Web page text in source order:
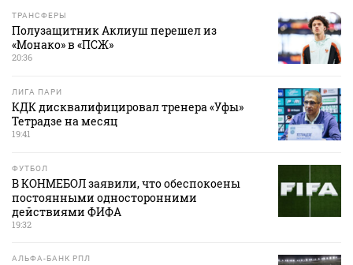
ТРАНСФЕРЫ
Полузащитник Аклиуш перешел из
«Монако» в «ПСЖ»
20:36
ЛИГА ПАРИ
КДК дисквалифицировал тренера «Уфы»
Тетрадзе на месяц
19:41
ФУТБОЛ
В КОНМЕБОЛ заявили, что обеспокоены
постоянными односторонними
действиями ФИФА
19:32
АЛЬФА-БАНК РПЛ